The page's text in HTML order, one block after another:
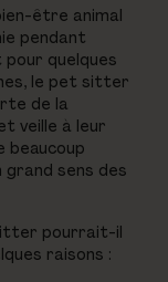
être animal
pendant
pour quelques
le pet sitter
de la
veille à leur
beaucoup
grand sens des
pourrait-il
raisons :